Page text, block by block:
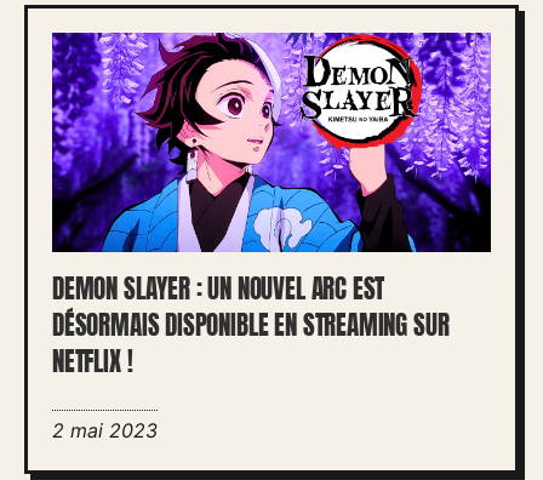
DEMON SLAYER : UN NOUVEL ARC EST
DÉSORMAIS DISPONIBLE EN STREAMING SUR
NETFLIX !
2 mai 2023